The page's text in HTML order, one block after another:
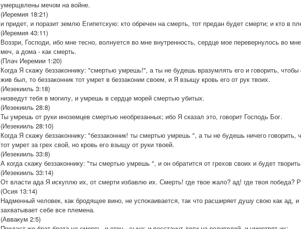
умерщвлены мечом на войне.
(Иеремия 18:21)
и придет, и поразит землю Египетскую: кто обречен на смерть, тот предан будет смерти; и кто в
(Иеремия 43:11)
Воззри, Господи, ибо мне тесно, волнуется во мне внутренность, сердце мое перевернулось во
меч, а дома - как смерть.
(Плач Иеремии 1:20)
Когда Я скажу беззаконнику: "смертью умрешь!", а ты не будешь вразумлять его и говорить, чтобы
жив был, то беззаконник тот умрет в беззаконии своем, и Я взыщу кровь его от рук твоих.
(Иезекииль 3:18)
низведут тебя в могилу, и умрешь в сердце морей смертью убитых.
(Иезекииль 28:8)
Ты умрешь от руки иноземцев смертью необрезанных; ибо Я сказал это, говорит Господь Бог.
(Иезекииль 28:10)
Когда Я скажу беззаконнику: "беззаконник! ты смертью умрешь ", а ты не будешь ничего говорить,
тот умрет за грех свой, но кровь его взыщу от руки твоей.
(Иезекииль 33:8)
А когда скажу беззаконнику: "ты смертью умрешь ", и он обратится от грехов своих и будет
(Иезекииль 33:14)
От власти ада Я искуплю их, от смерти избавлю их. Смерть! где твое жало? ад! где твоя победа?
(Осия 13:14)
Надменный человек, как бродящее вино, не успокаивается, так что расширяет душу свою как ад,
захватывает себе все племена.
(Аввакум 2:5)